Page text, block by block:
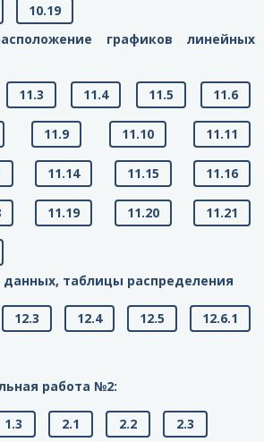
10.19
графиков линейных
11.3 11.4 11.5 11.6
11.9 11.10 11.11
11.14 11.15 11.16
11.19 11.20 11.21
данных, таблицы распределения
12.3 12.4 12.5 12.6.1
работа №2:
1.3 2.1 2.2
2.3